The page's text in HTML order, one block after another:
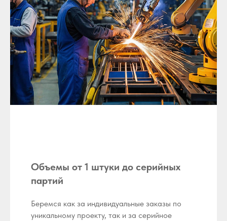
Объемы от 1 штуки до серийных
партий
Беремся как за индивидуальные заказы по
уникальному проекту, так и за серийное